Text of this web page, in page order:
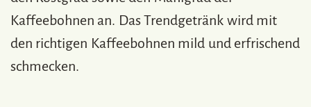
Kaffeebohnen an. Das Trendgetränk wird mit
den richtigen Kaffeebohnen mild und erfrischend
schmecken.